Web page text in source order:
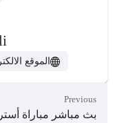
الموقع
Previous
بث مباشر مباراة